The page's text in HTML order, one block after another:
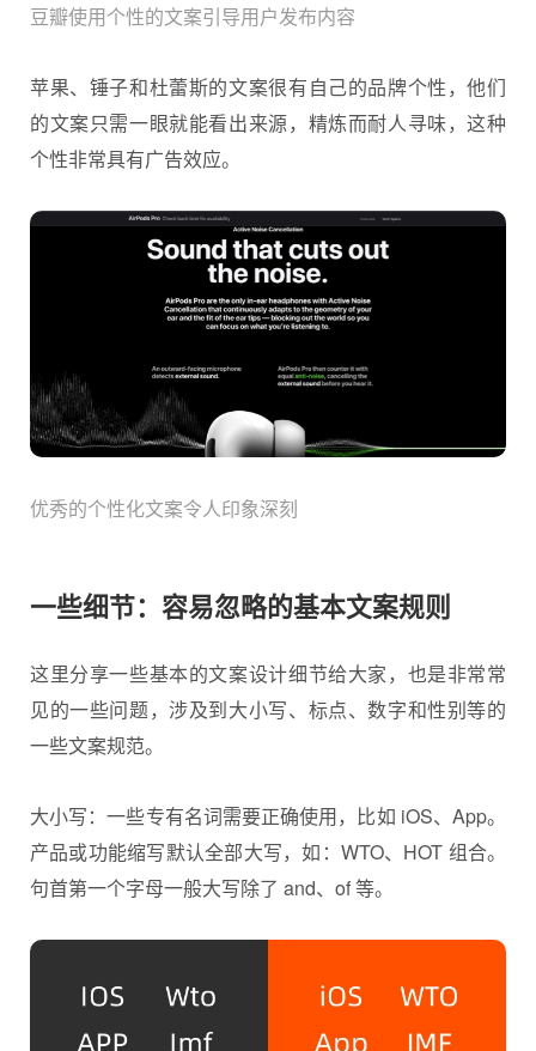
豆瓣使用个性的文案引导用户发布内容
苹果、锤子和杜蕾斯的文案很有自己的品牌个性，他们
的文案只需一眼就能看出来源，精炼而耐人寻味，这种
个性非常具有广告效应。
优秀的个性化文案令人印象深刻
一些细节：容易忽略的基本文案规则
这里分享一些基本的文案设计细节给大家，也是非常常
见的一些问题，涉及到大小写、标点、数字和性别等的
一些文案规范。
大小写：一些专有名词需要正确使用，比如 iOS、App。
产品或功能缩写默认全部大写，如：WTO、HOT 组合。
句首第一个字母一般大写除了 and、of 等。